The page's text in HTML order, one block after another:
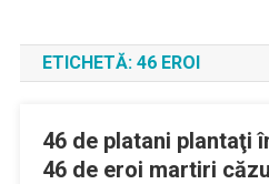
ETICHETĂ: 46 EROI
46 de platani plantaţi
46 de eroi martiri